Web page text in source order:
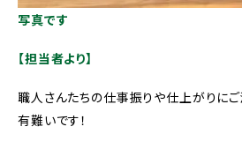
写真です
【担当者より】
職人さんたちの仕事振りや仕上がりに
有難いです！